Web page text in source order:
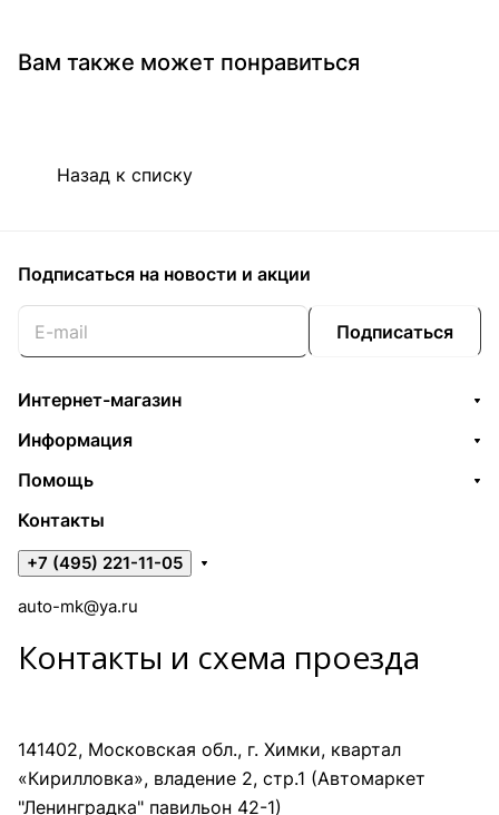
Вам также может понравиться
Назад к списку
Подписаться на новости и акции
Подписаться
Интернет-магазин
Информация
Помощь
Контакты
+7 (495) 221-11-05
auto-mk@ya.ru
Контакты и схема проезда
141402, Московская обл., г. Химки, квартал
«Кирилловка», владение 2, стр.1 (Автомаркет
"Ленинградка" павильон 42-1)